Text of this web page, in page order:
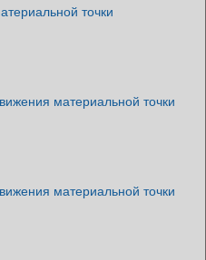
точки
материальной точки
материальной точки